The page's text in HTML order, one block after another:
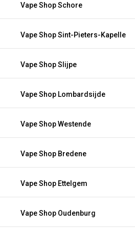
Vape Shop Schore
Vape Shop Sint-Pieters-Kapelle
Vape Shop Slijpe
Vape Shop Lombardsijde
Vape Shop Westende
Vape Shop Bredene
Vape Shop Ettelgem
Vape Shop Oudenburg